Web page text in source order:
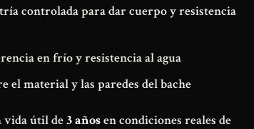
controlada para dar cuerpo y resistencia
en frío y resistencia al agua
el material y las paredes del bache
vida útil de3 añosen condiciones reales de